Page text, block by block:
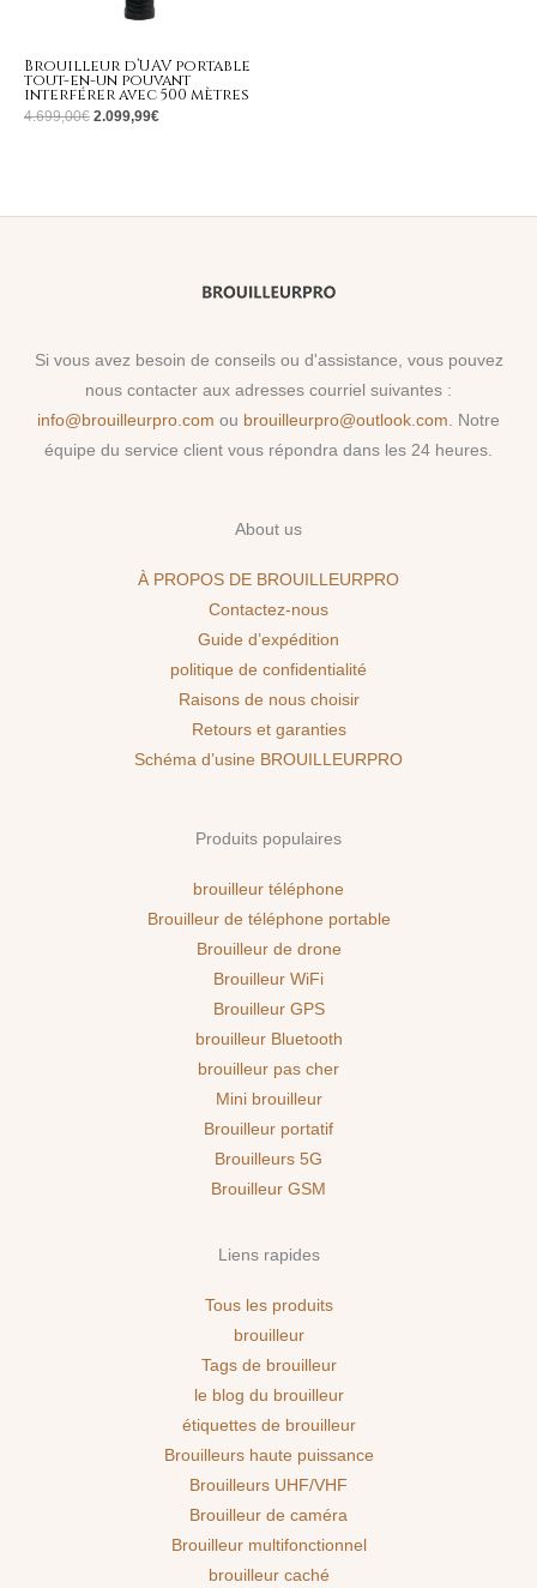
Brouilleur d’UAV portable
tout-en-un pouvant
interférer avec 500 mètres
4.699,00€ 2.099,99€
Si vous avez besoin de conseils ou d'assistance, vous pouvez
nous contacter aux adresses courriel suivantes :
info@brouilleurpro.com ou brouilleurpro@outlook.com. Notre
équipe du service client vous répondra dans les 24 heures.
About us
À PROPOS DE BROUILLEURPRO
Contactez-nous
Guide d’expédition
politique de confidentialité
Raisons de nous choisir
Retours et garanties
Schéma d’usine BROUILLEURPRO
Produits populaires
brouilleur téléphone
Brouilleur de téléphone portable
Brouilleur de drone
Brouilleur WiFi
Brouilleur GPS
brouilleur Bluetooth
brouilleur pas cher
Mini brouilleur
Brouilleur portatif
Brouilleurs 5G
Brouilleur GSM
Liens rapides
Tous les produits
brouilleur
Tags de brouilleur
le blog du brouilleur
étiquettes de brouilleur
Brouilleurs haute puissance
Brouilleurs UHF/VHF
Brouilleur de caméra
Brouilleur multifonctionnel
brouilleur caché